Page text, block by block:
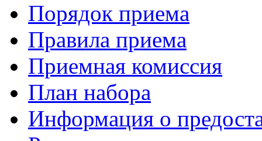
Порядок приема
Правила приема
Приемная комиссия
План набора
Информация о